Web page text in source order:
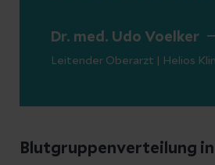
Leitender Oberarzt | Helios
Dr. med. Udo Voelker
Blutgruppenverteilung